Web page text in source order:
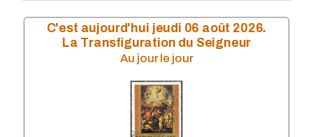
TP - Juin 2021
TP - Mai 2021
TP - Avril 2021
TP - Mars 2021
TP - Janvier 2021
TP - Novembre 2020
TP - Octobre 2020
TP - Septembre 2020
C'est aujourd'hui jeudi 06 août 2026.
La Transfiguration du Seigneur
Au jour le jour